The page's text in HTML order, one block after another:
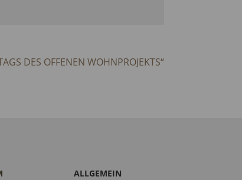
DES OFFENEN WOHNPROJEKTS“
ALLGEMEIN